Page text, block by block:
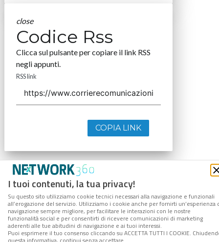
I tuoi contenuti, la tua privacy!
Su questo sito utilizziamo cookie tecnici necessari alla navigazione e funzionali
all’erogazione del servizio. Utilizziamo i cookie anche per fornirti un’esperienza
navigazione sempre migliore, per facilitare le interazioni con le nostre
funzionalità social e per consentirti di ricevere comunicazioni di marketing
aderenti alle tue abitudini di navigazione e ai tuoi interessi.
Puoi esprimere il tuo consenso cliccando su ACCETTA TUTTI I COOKIE.
close
Codice Rss
Clicca sul pulsante per copiare il link RSS
negli appunti.
RSS link
COPIA LINK